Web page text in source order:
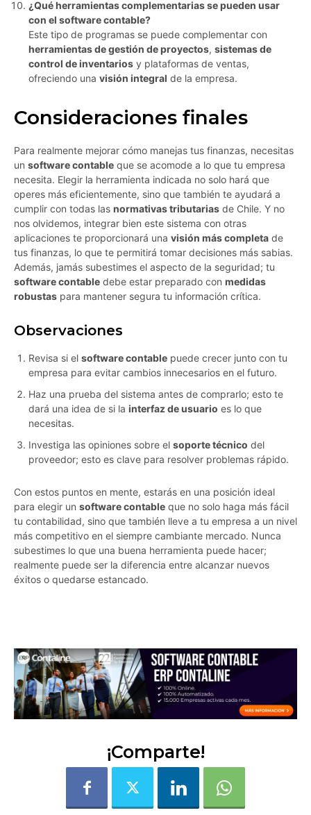
¿Qué herramientas complementarias se pueden usar
con el software contable?
Este tipo de programas se puede complementar con
herramientas de gestión de proyectos, sistemas de
control de inventarios y plataformas de ventas,
ofreciendo una visión integral de la empresa.
Consideraciones finales
Para realmente mejorar cómo manejas tus finanzas, necesitas
un software contable que se acomode a lo que tu empresa
necesita. Elegir la herramienta indicada no solo hará que
operes más eficientemente, sino que también te ayudará a
cumplir con todas las normativas tributarias de Chile. Y no
nos olvidemos, integrar bien este sistema con otras
aplicaciones te proporcionará una visión más completa de
tus finanzas, lo que te permitirá tomar decisiones más sabias.
Además, jamás subestimes el aspecto de la seguridad; tu
software contable debe estar preparado con medidas
robustas para mantener segura tu información crítica.
Observaciones
Revisa si el software contable puede crecer junto con tu
empresa para evitar cambios innecesarios en el futuro.
Haz una prueba del sistema antes de comprarlo; esto te
dará una idea de si la interfaz de usuario es lo que
necesitas.
Investiga las opiniones sobre el soporte técnico del
proveedor; esto es clave para resolver problemas rápido.
Con estos puntos en mente, estarás en una posición ideal
para elegir un software contable que no solo haga más fácil
tu contabilidad, sino que también lleve a tu empresa a un nivel
más competitivo en el siempre cambiante mercado. Nunca
subestimes lo que una buena herramienta puede hacer;
realmente puede ser la diferencia entre alcanzar nuevos
éxitos o quedarse estancado.
¡Comparte!